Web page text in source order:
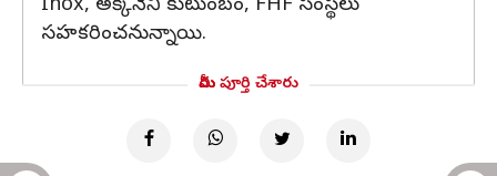
Inox, అక్కినేని కుటుంబం, FHF సంస్థలు
సహకరించనున్నాయి.
మీరు పూర్తి చేశారు